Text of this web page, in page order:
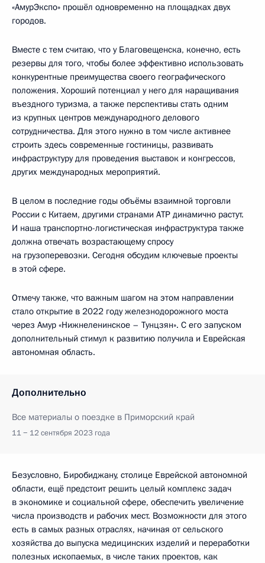
«АмурЭкспо» прошёл одновременно на площадках двух
городов.
Вместе с тем считаю, что у Благовещенска, конечно, есть
резервы для того, чтобы более эффективно использовать
конкурентные преимущества своего географического
положения. Хороший потенциал у него для наращивания
въездного туризма, а также перспективы стать одним
из крупных центров международного делового
сотрудничества. Для этого нужно в том числе активнее
строить здесь современные гостиницы, развивать
инфраструктуру для проведения выставок и конгрессов,
других международных мероприятий.
В целом в последние годы объёмы взаимной торговли
России с Китаем, другими странами АТР динамично растут.
И наша транспортно-логистическая инфраструктура также
должна отвечать возрастающему спросу
на грузоперевозки. Сегодня обсудим ключевые проекты
в этой сфере.
Отмечу также, что важным шагом на этом направлении
стало открытие в 2022 году железнодорожного моста
через Амур «Нижнеленинское – Тунцзян». С его запуском
дополнительный стимул к развитию получила и Еврейская
автономная область.
Дополнительно
Все материалы о поездке в Приморский край
11 − 12 сентября 2023 года
Безусловно, Биробиджану, столице Еврейской автономной
области, ещё предстоит решить целый комплекс задач
в экономике и социальной сфере, обеспечить увеличение
числа производств и рабочих мест. Возможности для этого
есть в самых разных отраслях, начиная от сельского
хозяйства до выпуска медицинских изделий и переработки
полезных ископаемых, в числе таких проектов, как